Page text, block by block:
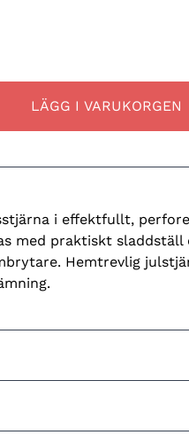
LÄGG I VARUKORGEN
i effektfullt,
med praktiskt sladdställ
Hemtrevlig